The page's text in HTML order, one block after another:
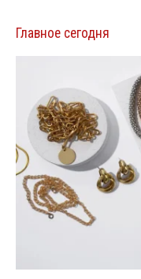
Главное сегодня